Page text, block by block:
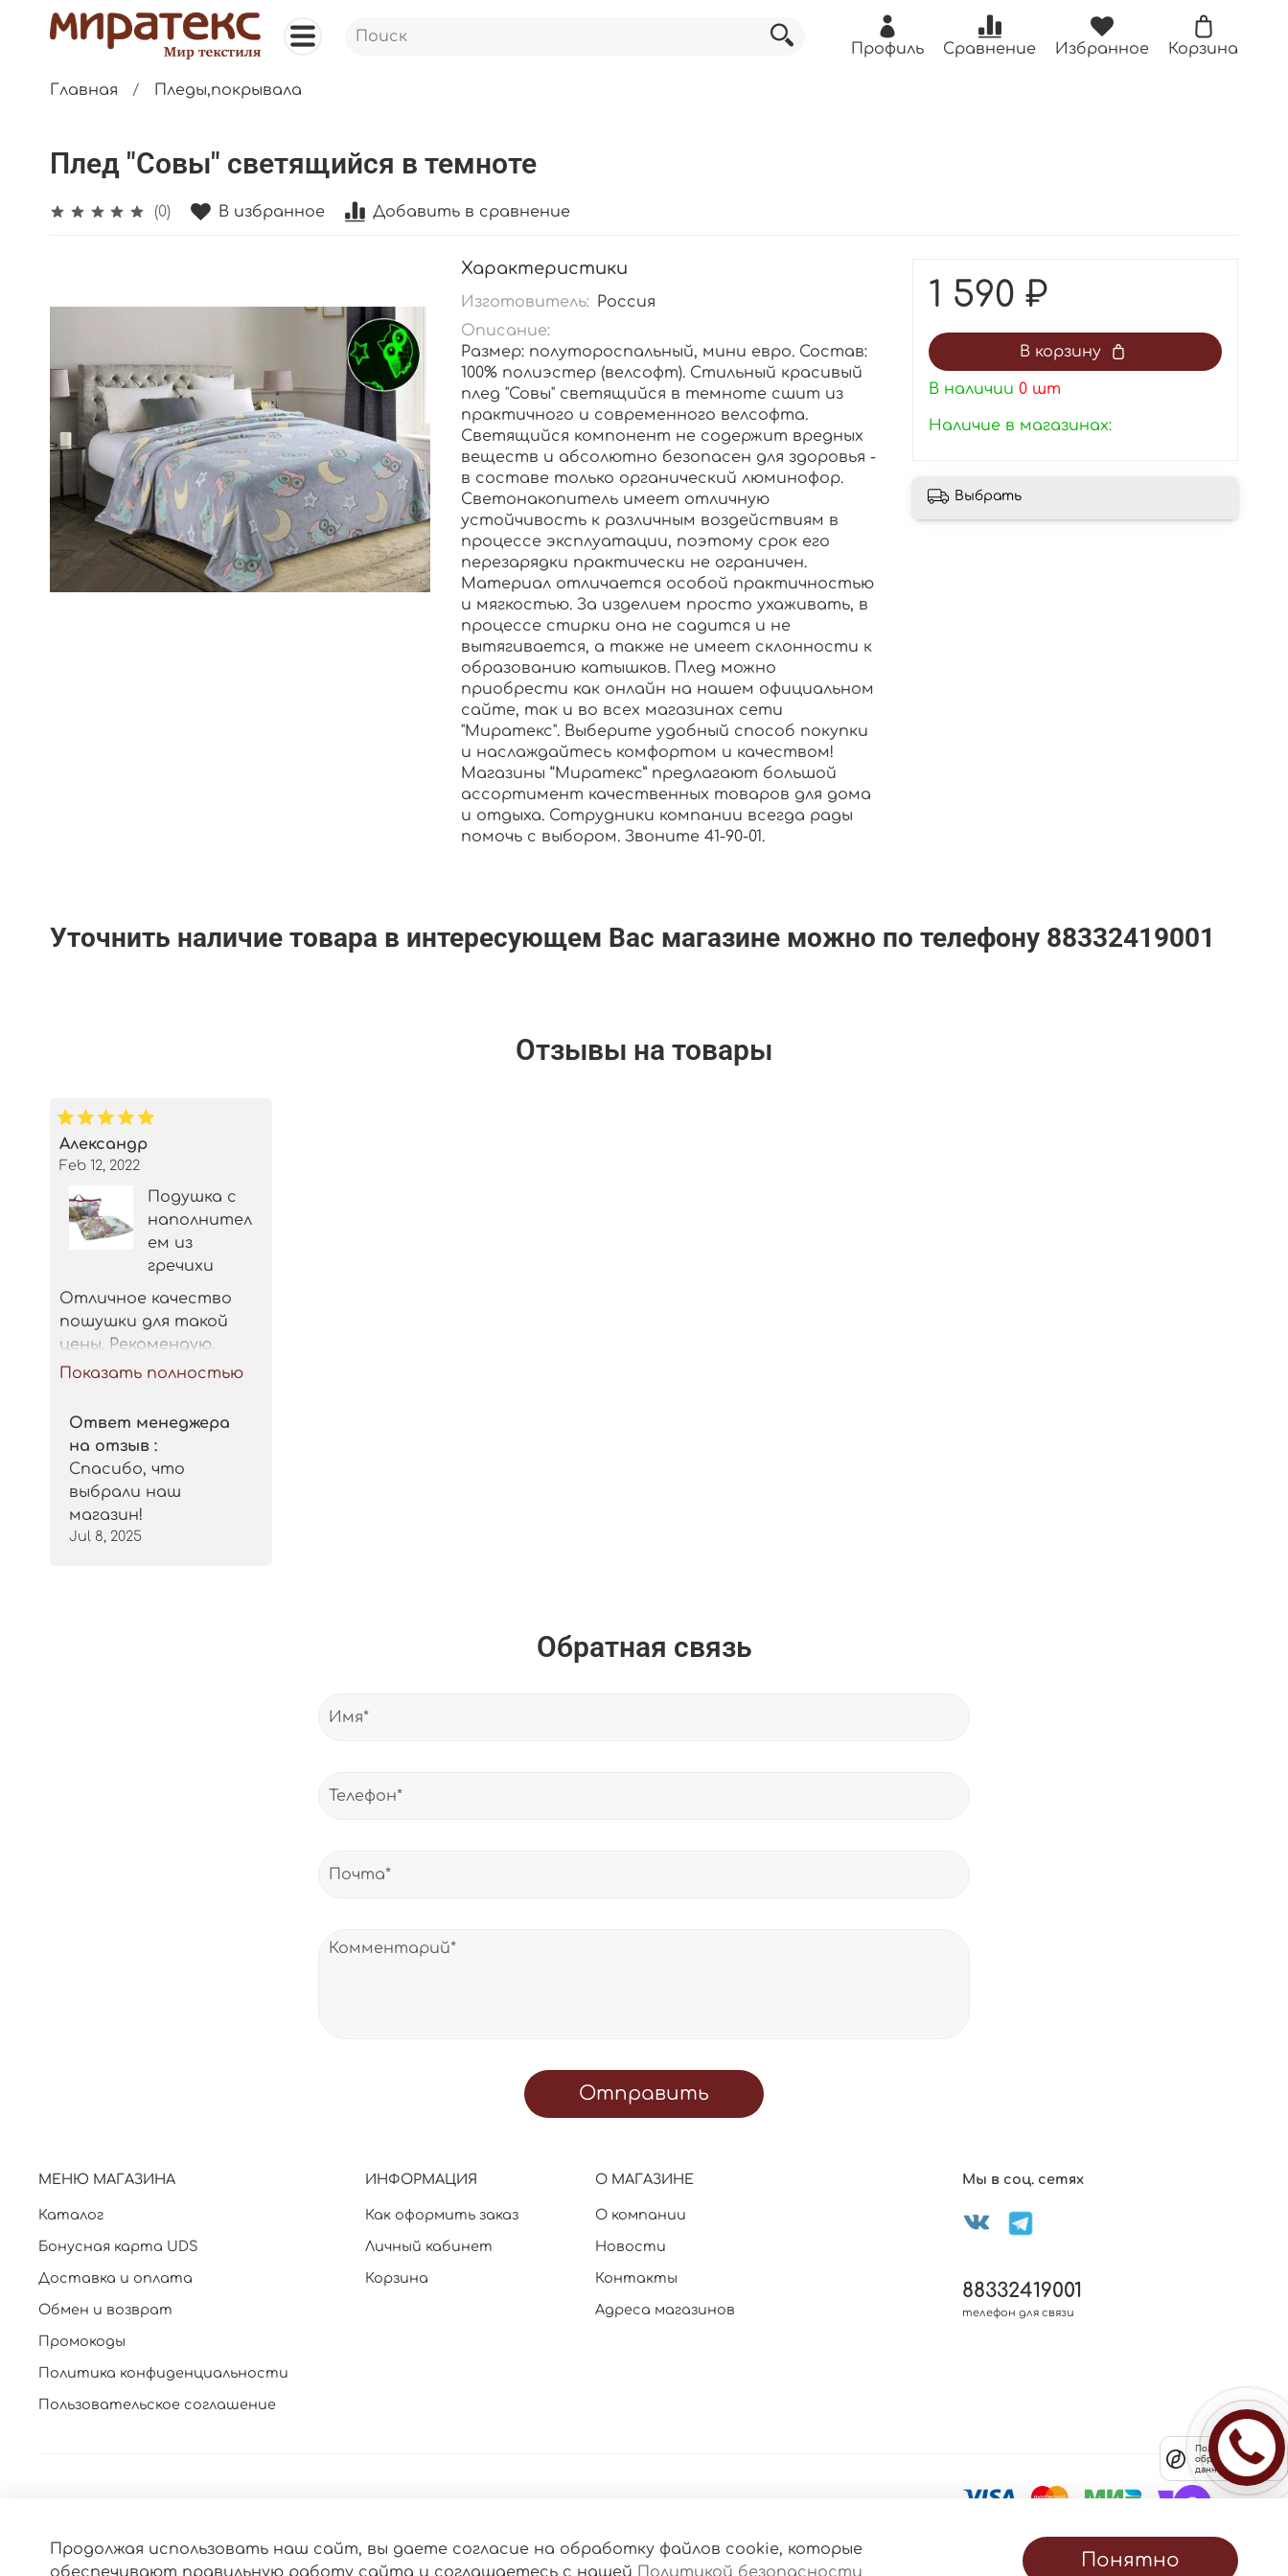
Профиль Сравнение Избранное Корзина
Главная Пледы,покрывала
Плед "Совы" светящийся в темноте
(0) В избранное Добавить в сравнение
Характеристики
Изготовитель: Россия
Описание:
Размер: полутороспальный, мини евро. Состав:
100% полиэстер (велсофт). Стильный красивый
плед "Совы" светящийся в темноте сшит из
практичного и современного велсофта.
Светящийся компонент не содержит вредных
веществ и абсолютно безопасен для здоровья -
в составе только органический люминофор.
Светонакопитель имеет отличную
устойчивость к различным воздействиям в
процессе эксплуатации, поэтому срок его
перезарядки практически не ограничен.
Материал отличается особой практичностью
и мягкостью. За изделием просто ухаживать, в
процессе стирки она не садится и не
вытягивается, а также не имеет склонности к
образованию катышков. Плед можно
приобрести как онлайн на нашем официальном
сайте, так и во всех магазинах сети
"Миратекс". Выберите удобный способ покупки
и наслаждайтесь комфортом и качеством!
Магазины “Миратекс” предлагают большой
ассортимент качественных товаров для дома
и отдыха. Сотрудники компании всегда рады
помочь с выбором. Звоните 41-90-01.
1 590 ₽
В корзину
В наличии 0 шт
Наличие в магазинах:
Выбрать
Уточнить наличие товара в интересующем Вас магазине можно по телефону 88332419001
Отзывы на товары
Александр
Feb 12, 2022
Подушка с
наполнител
ем из
гречихи
Отличное качество
пошушки для такой
цены. Рекомендую.
Показать полностью
Ответ менеджера
на отзыв :
Спасибо, что
выбрали наш
магазин!
Jul 8, 2025
Обратная связь
Отправить
МЕНЮ МАГАЗИНА
Каталог
Бонусная карта UDS
Доставка и оплата
Обмен и возврат
Промокоды
Политика конфиденциальности
Пользовательское соглашение
ИНФОРМАЦИЯ
Как оформить заказ
Личный кабинет
Корзина
О МАГАЗИНЕ
О компании
Новости
Контакты
Адреса магазинов
Мы в соц. сетях
88332419001
телефон для связи
Продолжая использовать наш сайт, вы даете согласие на обработку файлов cookie, которые
обеспечивают правильную работу сайта и соглашаетесь с нашей Политикой безопасности
Понятно
Политика
обработки
данных